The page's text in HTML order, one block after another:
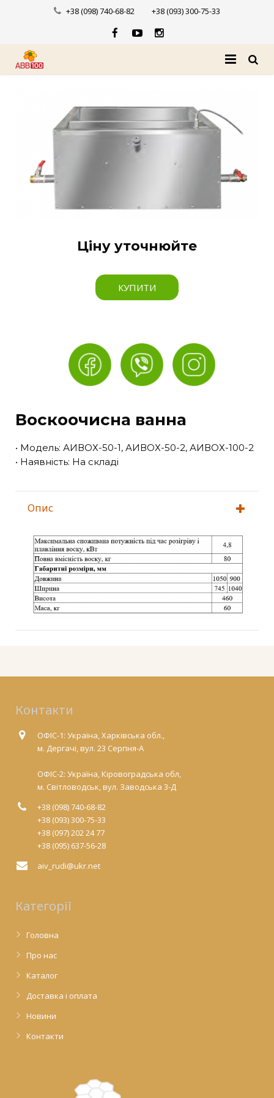
+38 (098) 740-68-82 +38 (093) 300-75-33
Доставка і оплата
Ціну уточнюйте
КУПИТИ
Воскоочисна ванна
• Модель: АИВОХ-50-1, АИВОХ-50-2, АИВОХ-100-2
• Наявність: На складі
Опис
Контакти
ОФІС-1: Україна, Харківська обл.,
м. Дергачі, вул. 23 Серпня-А
ОФІС-2: Україна, Кіровоградська обл,
м. Світловодськ, вул. Заводська 3-Д
+38 (098) 740-68-82
+38 (093) 300-75-33
+38 (097) 202 24 77
+38 (095) 637-56-28
aiv_rudi@ukr.net
Категорії
Головна
Про нас
Каталог
Доставка і оплата
Новини
Контакти